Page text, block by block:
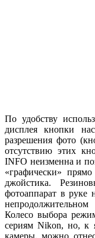
По удобству
дисплея кнопки
разрешения фото
отсутствию этих
INFO неизменна и
«графически»
джойстика.
фотоаппарат в руке
Колесо выбора
сериям Nikon, но, к
камеры, можно